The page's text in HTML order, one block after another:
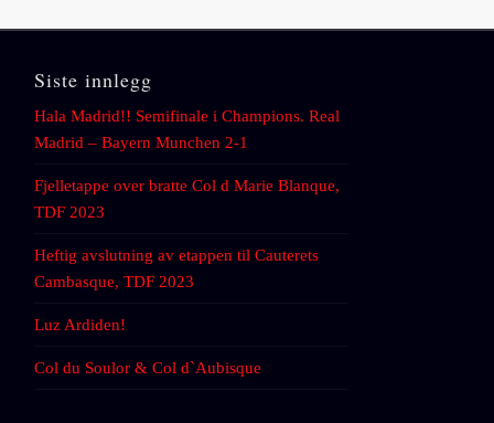
Siste innlegg
Hala Madrid!! Semifinale i Champions. Real
Madrid – Bayern Munchen 2-1
Fjelletappe over bratte Col d Marie Blanque,
TDF 2023
Heftig avslutning av etappen til Cauterets
Cambasque, TDF 2023
Luz Ardiden!
Col du Soulor & Col d`Aubisque